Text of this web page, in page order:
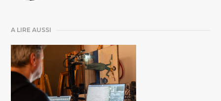
A LIRE AUSSI